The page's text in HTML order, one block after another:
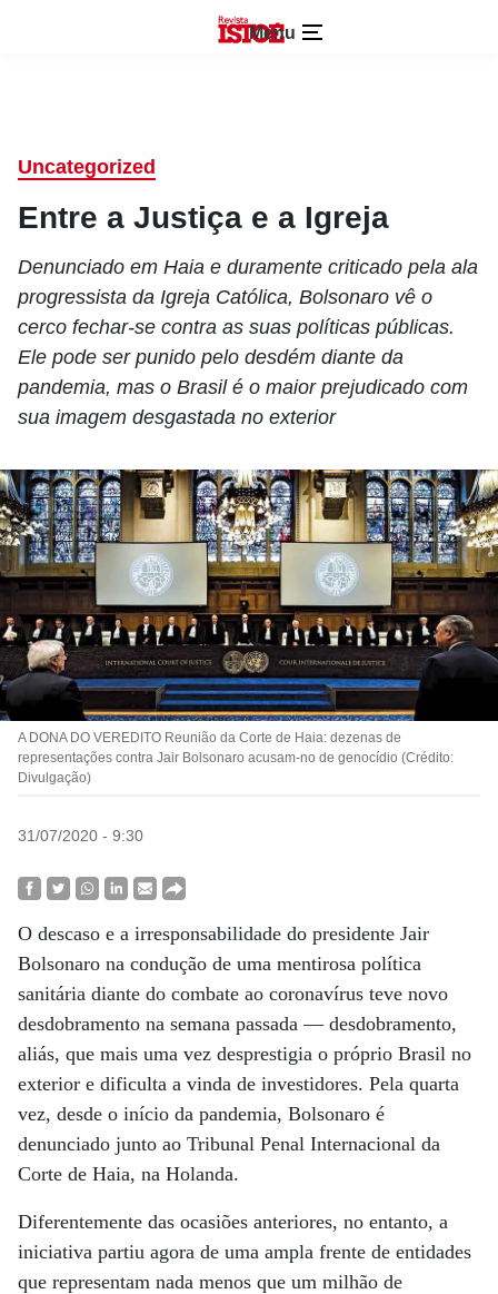
Menu
Uncategorized
Entre a Justiça e a Igreja
Denunciado em Haia e duramente criticado pela ala
progressista da Igreja Católica, Bolsonaro vê o
cerco fechar-se contra as suas políticas públicas.
Ele pode ser punido pelo desdém diante da
pandemia, mas o Brasil é o maior prejudicado com
sua imagem desgastada no exterior
A DONA DO VEREDITO Reunião da Corte de Haia: dezenas de
representações contra Jair Bolsonaro acusam-no de genocídio (Crédito:
Divulgação)
31/07/2020 - 9:30
O descaso e a irresponsabilidade do presidente Jair
Bolsonaro na condução de uma mentirosa política
sanitária diante do combate ao coronavírus teve novo
desdobramento na semana passada ­— desdobramento,
aliás, que mais uma vez desprestigia o próprio Brasil no
exterior e dificulta a vinda de investidores. Pela quarta
vez, desde o início da pandemia, Bolsonaro é
denunciado junto ao Tribunal Penal Internacional da
Corte de Haia, na Holanda.
Diferentemente das ocasiões anteriores, no entanto, a
iniciativa partiu agora de uma ampla frente de entidades
que representam nada menos que um milhão de